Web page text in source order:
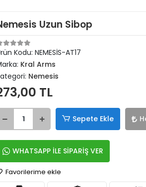
Uzun Sibop
Kodu: NEMESİS-AT17
Kral Arms
Nemesis
TL
Sepete Ekle
WHATSAPP İLE SİPARİŞ VER
Favorilerime ekle